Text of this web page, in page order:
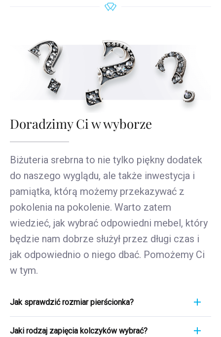
Doradzimy Ci w wyborze
Biżuteria srebrna to nie tylko piękny dodatek
do naszego wyglądu, ale także inwestycja i
pamiątka, którą możemy przekazywać z
pokolenia na pokolenie. Warto zatem
wiedzieć, jak wybrać odpowiedni mebel, który
będzie nam dobrze służył przez długi czas i
jak odpowiednio o niego dbać. Pomożemy Ci
w tym.
Jak sprawdzić rozmiar pierścionka?
poznać jego rozmiar, weź linijkę i przyłóż ją
Jaki rodzaj zapięcia kolczyków wybrać?